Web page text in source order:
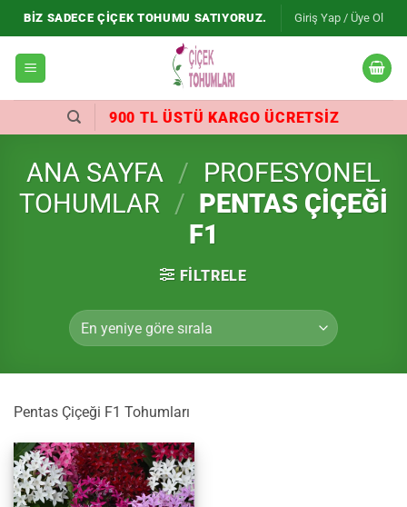
İçeriğe
atla
BIZ SADECE ÇIÇEK TOHUMU SATIYORUZ. Giriş Yap / Üye Ol
900 TL ÜSTÜ KARGO ÜCRETSIZ
ANA SAYFA / PROFESYONEL
TOHUMLAR / PENTAS ÇIÇEĞI
F1
FILTRELE
Pentas Çiçeği F1 Tohumları